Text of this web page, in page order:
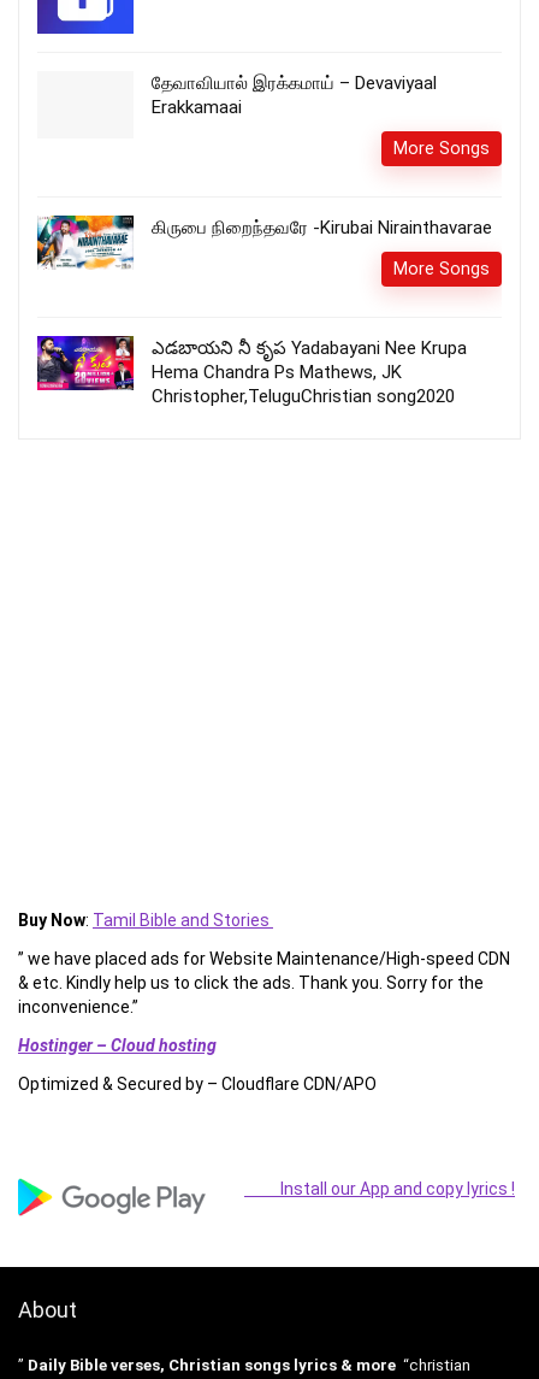
தேவாவியால் இரக்கமாய் – Devaviyaal
Erakkamaai
More Songs
கிருபை நிறைந்தவரே -Kirubai Nirainthavarae
More Songs
ఎడబాయని నీ కృప Yadabayani Nee Krupa
Hema Chandra Ps Mathews, JK
Christopher,TeluguChristian song2020
Buy Now: Tamil Bible and Stories
” we have placed ads for Website Maintenance/High-speed CDN
& etc. Kindly help us to click the ads. Thank you. Sorry for the
inconvenience.”
Hostinger – Cloud hosting
Optimized & Secured by – Cloudflare CDN/APO
Install our App and copy lyrics !
About
” Daily Bible verses, Christian songs lyrics & more “christian